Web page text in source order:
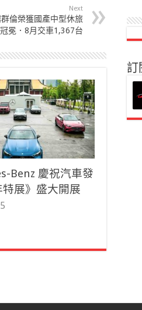
Next
群倫榮獲國產中型休旅
冕．8月交車1,367台
Benz 慶祝汽車發
特展》盛大開展
訂